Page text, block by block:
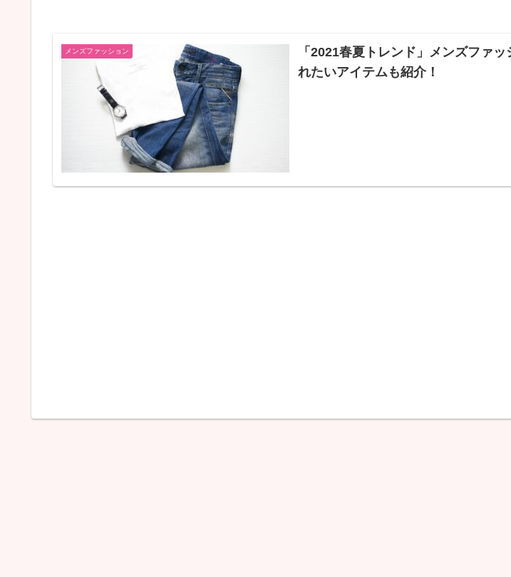
メンズファッション
「2021春夏トレンド」メンズファ
れたいアイテムも紹介！